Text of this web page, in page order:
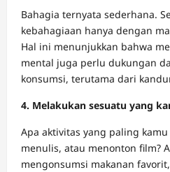
Bahagia ternyata sederhana.
kebahagiaan hanya dengan
Hal ini menunjukkan bahwa
mental juga perlu dukungan
konsumsi, terutama dari
4. Melakukan sesuatu yang
Apa aktivitas yang paling
menulis, atau menonton film?
mengonsumsi makanan